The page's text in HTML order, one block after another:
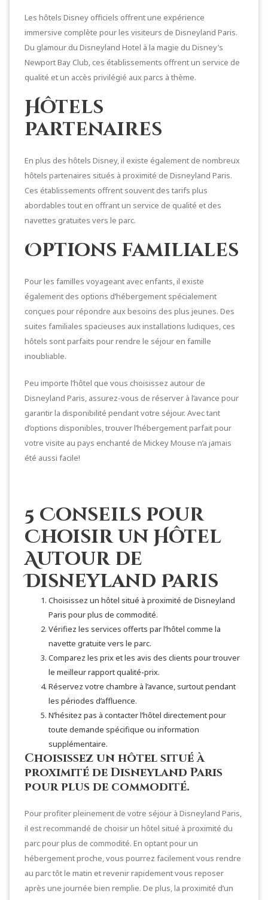
Les hôtels Disney officiels offrent une expérience
immersive complète pour les visiteurs de Disneyland Paris.
Du glamour du Disneyland Hotel à la magie du Disney’s
Newport Bay Club, ces établissements offrent un service de
qualité et un accès privilégié aux parcs à thème.
Hôtels
partenaires
En plus des hôtels Disney, il existe également de nombreux
hôtels partenaires situés à proximité de Disneyland Paris.
Ces établissements offrent souvent des tarifs plus
abordables tout en offrant un service de qualité et des
navettes gratuites vers le parc.
Options familiales
Pour les familles voyageant avec enfants, il existe
également des options d’hébergement spécialement
conçues pour répondre aux besoins des plus jeunes. Des
suites familiales spacieuses aux installations ludiques, ces
hôtels sont parfaits pour rendre le séjour en famille
inoubliable.
Peu importe l’hôtel que vous choisissez autour de
Disneyland Paris, assurez-vous de réserver à l’avance pour
garantir la disponibilité pendant votre séjour. Avec tant
d’options disponibles, trouver l’hébergement parfait pour
votre visite au pays enchanté de Mickey Mouse n’a jamais
été aussi facile!
5 Conseils pour
Choisir un Hôtel
Autour de
Disneyland Paris
Choisissez un hôtel situé à proximité de Disneyland
Paris pour plus de commodité.
Vérifiez les services offerts par l’hôtel comme la
navette gratuite vers le parc.
Comparez les prix et les avis des clients pour trouver
le meilleur rapport qualité-prix.
Réservez votre chambre à l’avance, surtout pendant
les périodes d’affluence.
N’hésitez pas à contacter l’hôtel directement pour
toute demande spécifique ou information
supplémentaire.
Choisissez un hôtel situé à
proximité de Disneyland Paris
pour plus de commodité.
Pour profiter pleinement de votre séjour à Disneyland Paris,
il est recommandé de choisir un hôtel situé à proximité du
parc pour plus de commodité. En optant pour un
hébergement proche, vous pourrez facilement vous rendre
au parc tôt le matin et revenir rapidement vous reposer
après une journée bien remplie. De plus, la proximité d’un